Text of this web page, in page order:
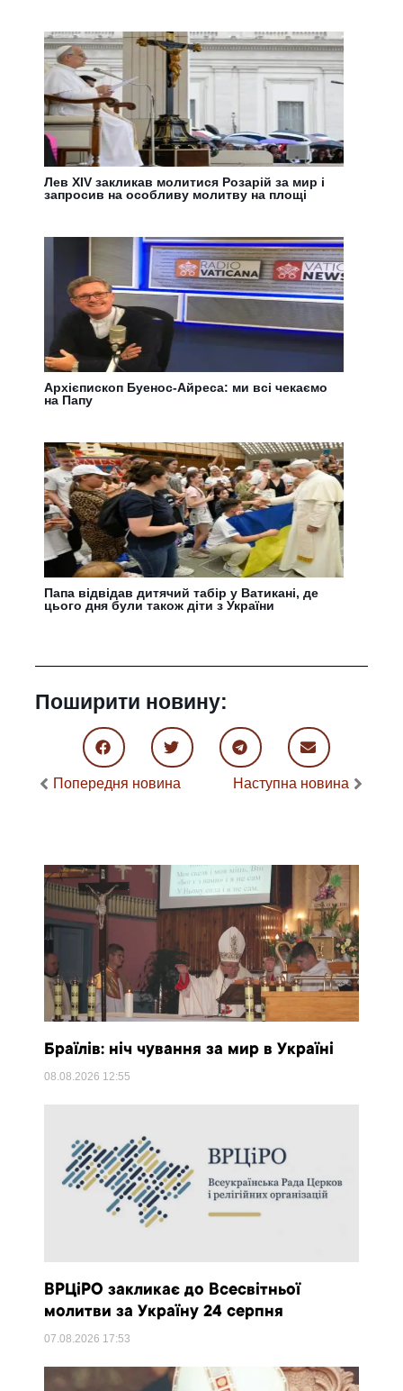
Лев XIV закликав молитися Розарій за мир і
запросив на особливу молитву на площі
Архієпископ Буенос-Айреса: ми всі чекаємо
на Папу
Папа відвідав дитячий табір у Ватикані, де
цього дня були також діти з України
Поширити новину:
Попередня новина Наступна новина
Браїлів: ніч чування за мир в Україні
08.08.2026 12:55
ВРЦіРО закликає до Всесвітньої
молитви за Україну 24 серпня
07.08.2026 17:53